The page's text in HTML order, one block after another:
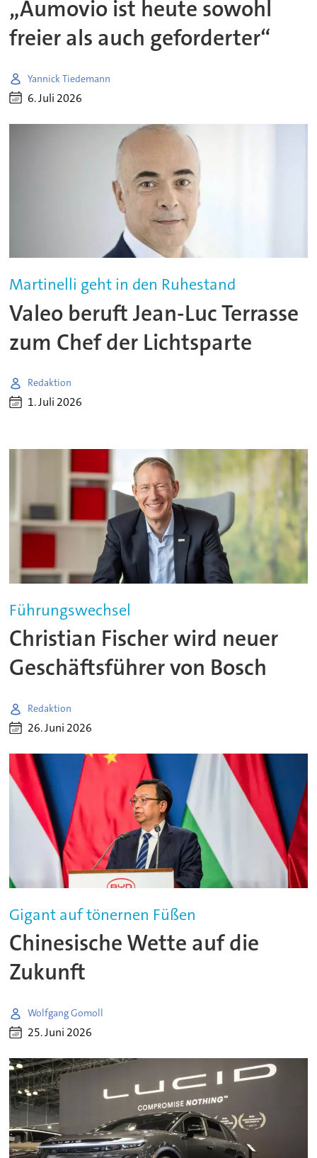
„Aumovio ist heute sowohl
freier als auch geforderter“
Yannick Tiedemann
6. Juli 2026
Martinelli geht in den Ruhestand
Valeo beruft Jean-Luc Terrasse
zum Chef der Lichtsparte
Redaktion
1. Juli 2026
Führungswechsel
Christian Fischer wird neuer
Geschäftsführer von Bosch
Redaktion
26. Juni 2026
Gigant auf tönernen Füßen
Chinesische Wette auf die
Zukunft
Wolfgang Gomoll
25. Juni 2026